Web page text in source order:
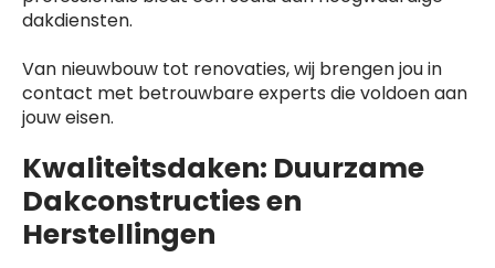
dakdiensten.
Van nieuwbouw tot renovaties, wij brengen jou in
contact met betrouwbare experts die voldoen aan
jouw eisen.
Kwaliteitsdaken: Duurzame
Dakconstructies en
Herstellingen